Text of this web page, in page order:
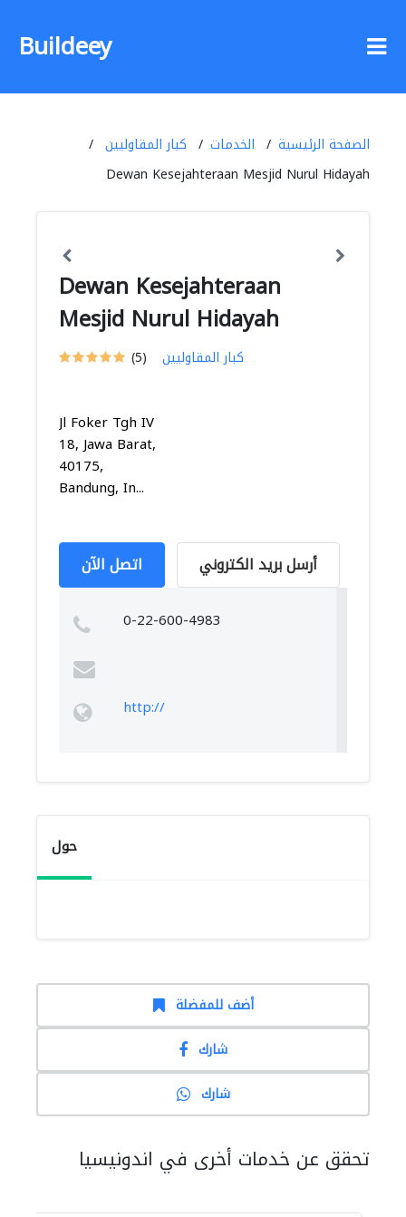
Buildeey
الصفحة الرئيسية الخدمات
كبار المقاوليين
Dewan Kesejahteraan Mesjid Nurul Hidayah
Dewan Kesejahteraan
Mesjid Nurul Hidayah
(5) كبار المقاوليين
Jl Foker Tgh IV
18, Jawa Barat,
40175,
Bandung, In...
اتصل الآن أرسل بريد الكتروني
0-22-600-4983
http://
حول
أضف للمفضلة
شارك
شارك
تحقق عن خدمات أخرى في اندونيسيا